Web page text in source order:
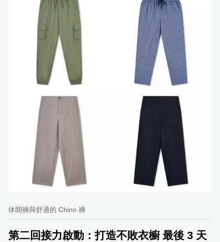
休閒褲與舒適的 Chino 褲
第二回接力啟動：打造不敗衣櫥 最後 3 天